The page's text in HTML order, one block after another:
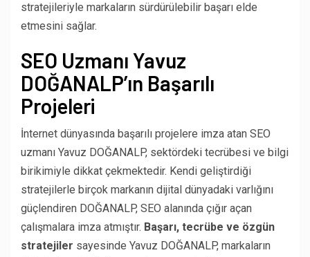
stratejileriyle markaların sürdürülebilir başarı elde
etmesini sağlar.
SEO Uzmanı Yavuz
DOĞANALP’ın Başarılı
Projeleri
İnternet dünyasında başarılı projelere imza atan SEO
uzmanı Yavuz DOĞANALP, sektördeki tecrübesi ve bilgi
birikimiyle dikkat çekmektedir. Kendi geliştirdiği
stratejilerle birçok markanın dijital dünyadaki varlığını
güçlendiren DOĞANALP, SEO alanında çığır açan
çalışmalara imza atmıştır. Başarı, tecrübe ve özgün
stratejiler sayesinde Yavuz DOĞANALP, markaların